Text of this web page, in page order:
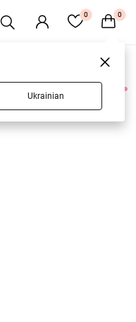
0 0
2 товаров
Ukrainian